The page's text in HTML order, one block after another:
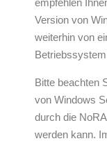
Version von
weiterhin von
Bitte beachten
von Windows
durch die
werden kann.